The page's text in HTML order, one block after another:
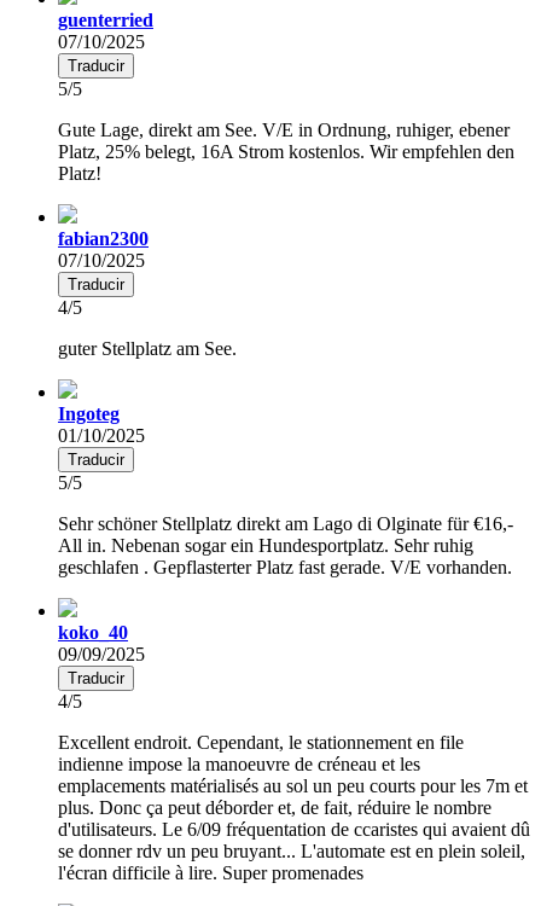
guenterried
07/10/2025
Traducir
5/5
Gute Lage, direkt am See. V/E in Ordnung, ruhiger, ebener
Platz, 25% belegt, 16A Strom kostenlos. Wir empfehlen den
Platz!
fabian2300
07/10/2025
Traducir
4/5
guter Stellplatz am See.
Ingoteg
01/10/2025
Traducir
5/5
Sehr schöner Stellplatz direkt am Lago di Olginate für €16,-
All in. Nebenan sogar ein Hundesportplatz. Sehr ruhig
geschlafen . Gepflasterter Platz fast gerade. V/E vorhanden.
koko_40
09/09/2025
Traducir
4/5
Excellent endroit. Cependant, le stationnement en file
indienne impose la manoeuvre de créneau et les
emplacements matérialisés au sol un peu courts pour les 7m et
plus. Donc ça peut déborder et, de fait, réduire le nombre
d'utilisateurs. Le 6/09 fréquentation de ccaristes qui avaient dû
se donner rdv un peu bruyant... L'automate est en plein soleil,
l'écran difficile à lire. Super promenades